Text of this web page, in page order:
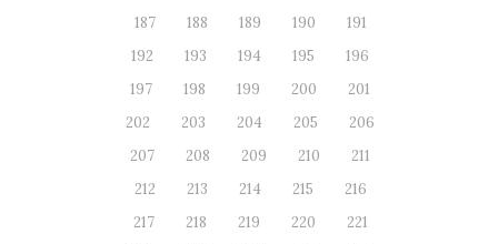
187
188 189 190
191
192
193 194 195
196
197
198 199 200
201
202
203 204 205
206
207
208 209 210
211
212
213 214 215
216
217
218 219 220
221